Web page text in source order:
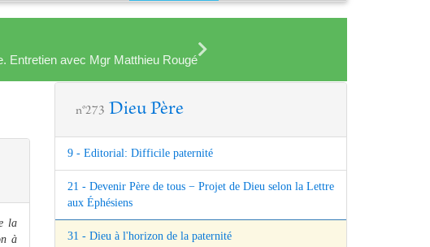
Entretien avec Mgr Matthieu Rougé
la
à
n°273 Dieu Père
9 - Editorial: Difficile paternité
21 - Devenir Père de tous − Projet de Dieu selon la Lettre
aux Éphésiens
31 - Dieu à l'horizon de la paternité